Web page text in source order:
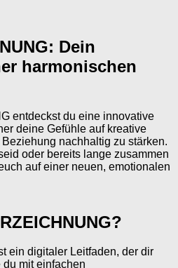
Dein
harmonischen
entdeckst du eine innovative
deine Gefühle auf kreative
nachhaltig zu stärken.
oder bereits lange zusammen
auf einer neuen, emotionalen
ein digitaler Leitfaden, der dir
du mit einfachen